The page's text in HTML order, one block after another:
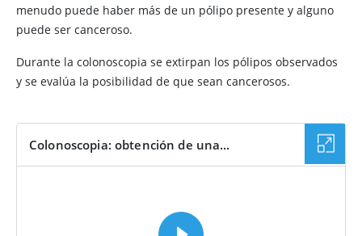
menudo puede haber más de un pólipo presente y alguno
puede ser canceroso.
Durante la colonoscopia se extirpan los pólipos observados
y se evalúa la posibilidad de que sean cancerosos.
Colonoscopia: obtención de una...